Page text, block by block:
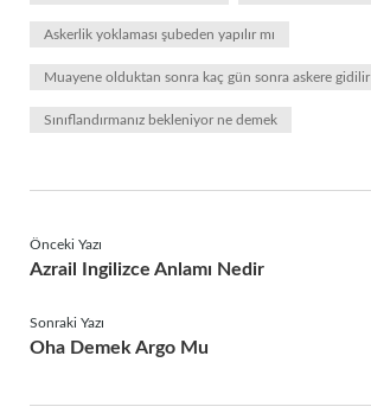
Askerlik yoklaması şubeden yapılır mı
Muayene olduktan sonra kaç gün sonra askere gidilir
Sınıflandırmanız bekleniyor ne demek
Önceki Yazı
Azrail Ingilizce Anlamı Nedir
Sonraki Yazı
Oha Demek Argo Mu